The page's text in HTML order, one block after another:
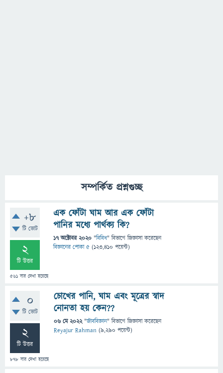
সম্পর্কিত প্রশ্নগুচ্ছ
+8
টি ভোট
2
টি উত্তর
561 বার দেখা হয়েছে
এক ফোঁটা ঘাম আর এক ফোঁটা
পানির মধ্যে পার্থক্য কি?
17 অক্টোবর 2020 "বিবিধ" বিভাগে জিজ্ঞাসাকরেছেন
বিজ্ঞানের পোকা ৫ (123,410 পয়েন্ট)
0
টি ভোট
2
টি উত্তর
878 বার দেখা হয়েছে
চোখের পানি, ঘাম এবং মূত্রের স্বাদ
নোনতা হয় কেন??
06 মে 2022 "জীববিজ্ঞান" বিভাগে জিজ্ঞাসাকরেছেন
Reyajur Rahman (9,290 পয়েন্ট)